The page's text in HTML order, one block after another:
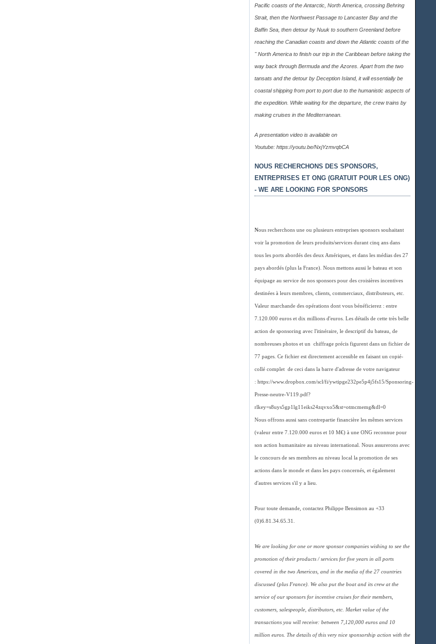
Pacific coasts of the Antarctic, North America, crossing Behring
Strait, then the Northwest Passage to Lancaster Bay and the
Baffin Sea, then detour by Nuuk to southern Greenland before
reaching the Canadian coasts and down the Atlantic coasts of the
" North America to finish our trip in the Caribbean before taking the
way back through Bermuda and the Azores. Apart from the two
tansats and the detour by Deception Island, it will essentially be
coastal shipping from port to port due to the humanistic aspects of
the expedition. While waiting for the departure, the crew trains by
making cruises in the Mediterranean.
A presentation video is available on
Youtube: https://youtu.be/NxjYzmvqbCA
NOUS RECHERCHONS DES SPONSORS,
ENTREPRISES ET ONG (GRATUIT POUR LES ONG)
- WE ARE LOOKING FOR SPONSORS
Nous recherchons une ou plusieurs entreprises sponsors souhaitant
voir la promotion de leurs produits/services durant cinq ans dans
tous les ports abordés des deux Amériques, et dans les médias des 27
pays abordés (plus la France). Nous mettons aussi le bateau et son
équipage au service de nos sponsors pour des croisières incentives
destinées à leurs membres, clients, commerciaux, distributeurs, etc.
Valeur marchande des opérations dont vous bénéficierez : entre
7.120.000 euros et dix millions d'euros. Les détails de cette très belle
action de sponsoring avec l'itinéraire, le descriptif du bateau, de
nombreuses photos et un chiffrage précis figurent dans un fichier de
77 pages. Ce fichier est directement accessible en faisant un copié-
collé complet de ceci dans la barre d'adresse de votre navigateur
: https://www.dropbox.com/scl/fi/ywtipge232pe5p4j5fs15/Sponsoring-
Presse-neutre-V119.pdf?
rlkey=s8uys5gp1lg11eiks24zqvxo5&st=otmcmemg&dl=0
Nous offrons aussi sans contrepartie financière les mêmes services
(valeur entre 7.120.000 euros et 10 M€) à une ONG reconnue pour
son action humanitaire au niveau international. Nous assurerons avec
le concours de ses membres au niveau local la promotion de ses
actions dans le monde et dans les pays concernés, et également
d'autres services s'il y a lieu.
Pour toute demande, contactez Philippe Bensimon au +33
(0)6.81.34.65.31.
We are looking for one or more sponsor companies wishing to see the
promotion of their products / services for five years in all ports
covered in the two Americas, and in the media of the 27 countries
discussed (plus France). We also put the boat and its crew at the
service of our sponsors for incentive cruises for their members,
customers, salespeople, distributors, etc. Market value of the
transactions you will receive: between 7,120,000 euros and 10
million euros. The details of this very nice sponsorship action with the